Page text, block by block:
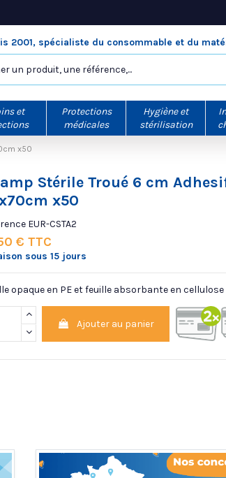
2001, spécialiste du consommable et du
et
Protections
médicales
Hygiène et
stérilisation
x50
Stérile Troué 6 cm
x50
EUR-CSTA2
€ TTC
sous 15 jours
opaque en PE et feuille absorbante en cellulose
Ajouter au panier